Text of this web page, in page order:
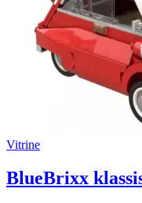
Categories
Vitrine
BlueBrixx